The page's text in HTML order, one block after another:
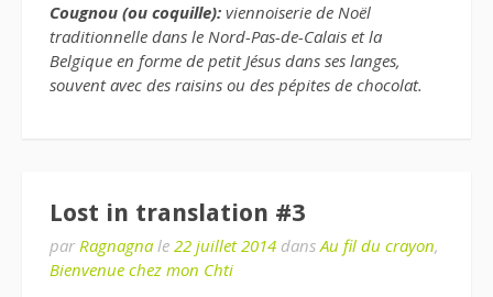
Cougnou (ou coquille): viennoiserie de Noël
traditionnelle dans le Nord-Pas-de-Calais et la
Belgique en forme de petit Jésus dans ses langes,
souvent avec des raisins ou des pépites de chocolat.
Lost in translation #3
par Ragnagna le 22 juillet 2014 dans Au fil du crayon,
Bienvenue chez mon Chti